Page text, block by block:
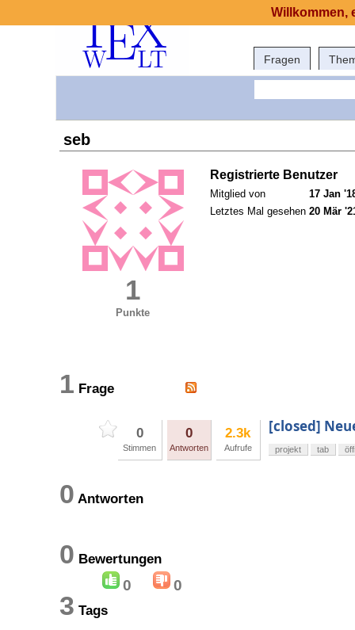
Fragen
seb
1
Punkte
Registrierte Benutzer
Mitglied von
17 Jan
Letztes Mal gesehen 20 Mär
1 Frage
0
Stimmen
0
Antworten
2.3k
Aufrufe
[closed]
projekt tab
0 Antworten
0 Bewertungen
0 0
3 Tags
Willkommen,